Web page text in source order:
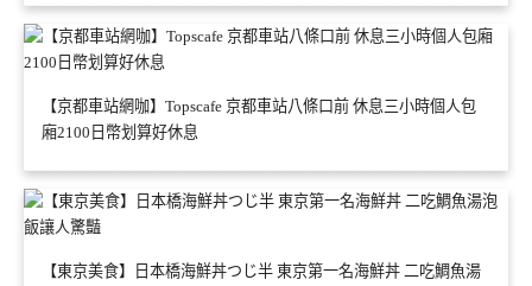
【京都車站網咖】Topscafe 京都車站八條口前 休息三小時個人包
廂2100日幣划算好休息
【東京美食】日本橋海鮮丼つじ半 東京第一名海鮮丼 二吃鯛魚湯